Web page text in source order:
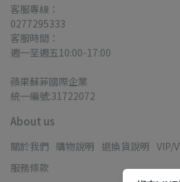
客服專線：
0277295333
客服時間：
週一至週五10:00-17:00
蘋果蘇菲國際企業
統一編號:31722072
About us
關於我們 購物說明 退換貨說明 VIP/
服務條款